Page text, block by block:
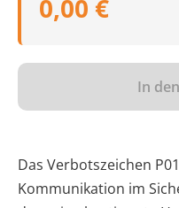
0,00 €
In
Das Verbotszeichen
Kommunikation im